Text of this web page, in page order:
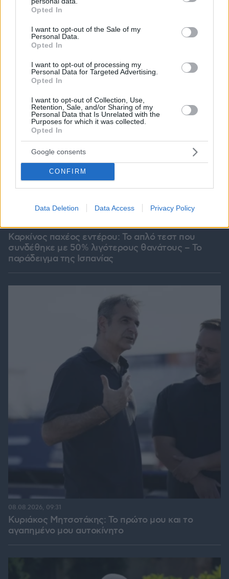
grant or deny consent to Google and its third-party tags to
use your data for below specified purposes in below Google
consent section.
Opted In
I want to opt-out of the Sale of my
Personal Data.
Opted In
I want to opt-out of processing my
Personal Data for Targeted Advertising.
Opted In
I want to opt-out of Collection, Use,
Retention, Sale, and/or Sharing of my
Personal Data that Is Unrelated with the
Purposes for which it was collected.
Opted In
Google consents
CONFIRM
Data Deletion Data Access Privacy Policy
Καρκίνος παχέος εντέρου: Το απλό τεστ που
συνδέθηκε με 50% λιγότερους θανάτους – Το
παράδειγμα της Ισπανίας
Κυριάκος Μητσοτάκης: Το πρώτο μου και το
αγαπημένο μου αυτοκίνητο
08.08.2026, 09:31